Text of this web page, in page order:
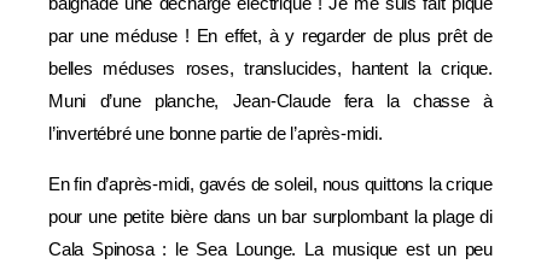
par une méduse ! En effet, à y regarder de plus prêt de
belles méduses roses, translucides, hantent la crique.
Muni d’une planche, Jean-Claude fera la chasse à
l’invertébré une bonne partie de l’après-midi.
En fin d’après-midi, gavés de soleil, nous quittons la crique
pour une petite bière dans un bar surplombant la plage di
Cala Spinosa : le Sea Lounge. La musique est un peu